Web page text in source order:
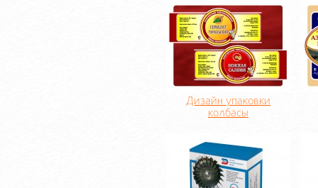
Дизайн упаковки
колбасы